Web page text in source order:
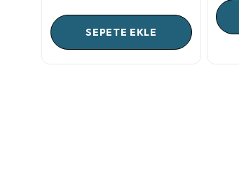
SEPETE EKLE